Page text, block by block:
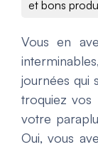
et bons
Vous en
journées qui
troquiez vos
votre
Oui, vous